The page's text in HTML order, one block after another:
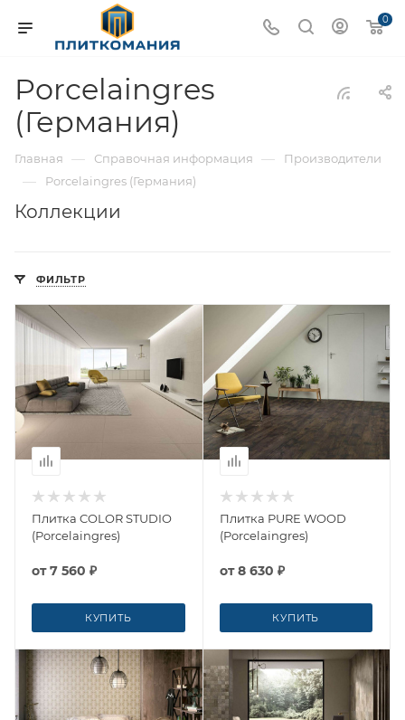
0
Porcelaingres
(Германия)
Главная — Справочная информация — Производители
— Porcelaingres (Германия)
Коллекции
ФИЛЬТР
Плитка COLOR STUDIO
(Porcelaingres)
от7 560 ₽
КУПИТЬ
Плитка PURE WOOD
(Porcelaingres)
от8 630 ₽
КУПИТЬ